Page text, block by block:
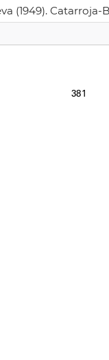
(1949). Catarroja-